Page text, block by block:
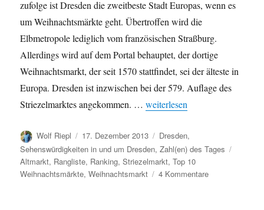
zufolge ist Dresden die zweitbeste Stadt Europas, wenn es
um Weihnachtsmärkte geht. Übertroffen wird die
Elbmetropole lediglich vom französischen Straßburg.
Allerdings wird auf dem Portal behauptet, der dortige
Weihnachtsmarkt, der seit 1570 stattfindet, sei der älteste in
Europa. Dresden ist inzwischen bei der 579. Auflage des
Striezelmarktes angekommen. …„Schönste Weihnachtsmärkte
weiterlesen
Autor
Wolf Riepl
Veröffentlicht
am
17. Dezember 2013 Kategorien
Dresden,
Sehenswürdigkeiten in und um Dresden,Zahl(en) des Tages
Altmarkt, Rangliste, Ranking,Striezelmarkt,Top 10
Weihnachtsmärkte,Weihnachtsmarkt 4 Kommentarezu